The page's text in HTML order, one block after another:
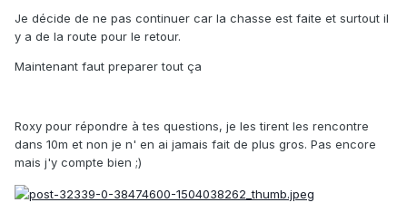
Je décide de ne pas continuer car la chasse est faite et surtout il
y a de la route pour le retour.
Maintenant faut preparer tout ça
Roxy pour répondre à tes questions, je les tirent les rencontre
dans 10m et non je n' en ai jamais fait de plus gros. Pas encore
mais j'y compte bien ;)